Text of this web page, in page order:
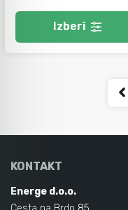
Izberi
KONTAKT
Energe d.o.o.